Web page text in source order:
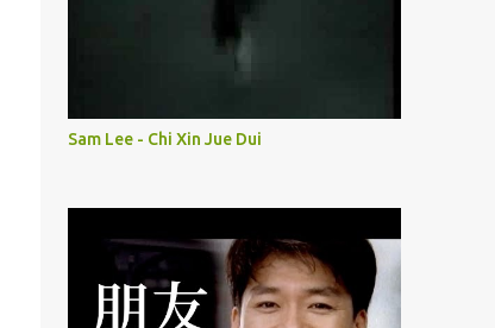
Sam Lee - Chi Xin Jue Dui